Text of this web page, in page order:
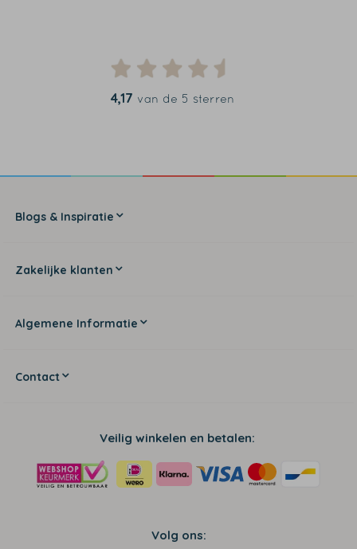
4,17 van de 5 sterren
Blogs & Inspiratie
Zakelijke klanten
Algemene Informatie
Contact
Veilig winkelen en betalen:
Volg ons: